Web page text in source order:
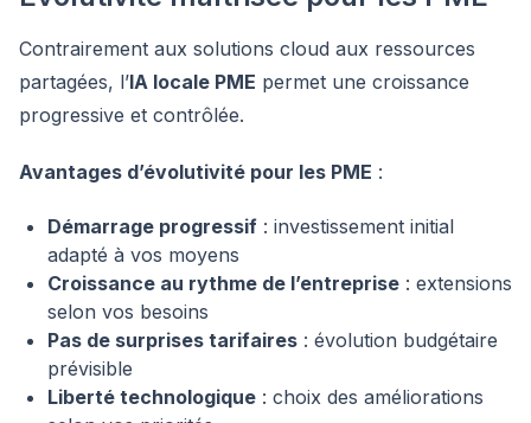
Contrairement aux solutions cloud aux ressources
partagées, l’IA locale PME permet une croissance
progressive et contrôlée.
Avantages d’évolutivité pour les PME :
Démarrage progressif : investissement initial
adapté à vos moyens
Croissance au rythme de l’entreprise : extensions
selon vos besoins
Pas de surprises tarifaires : évolution budgétaire
prévisible
Liberté technologique : choix des améliorations